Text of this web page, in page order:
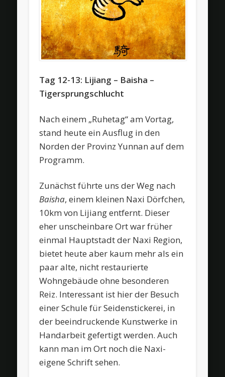
Tag 12-13: Lijiang – Baisha –
Tigersprungschlucht
Nach einem „Ruhetag“ am Vortag,
stand heute ein Ausflug in den
Norden der Provinz Yunnan auf dem
Programm.
Zunächst führte uns der Weg nach
Baisha, einem kleinen Naxi Dörfchen,
10km von Lijiang entfernt. Dieser
eher unscheinbare Ort war früher
einmal Hauptstadt der Naxi Region,
bietet heute aber kaum mehr als ein
paar alte, nicht restaurierte
Wohngebäude ohne besonderen
Reiz. Interessant ist hier der Besuch
einer Schule für Seidenstickerei, in
der beeindruckende Kunstwerke in
Handarbeit gefertigt werden. Auch
kann man im Ort noch die Naxi-
eigene Schrift sehen.